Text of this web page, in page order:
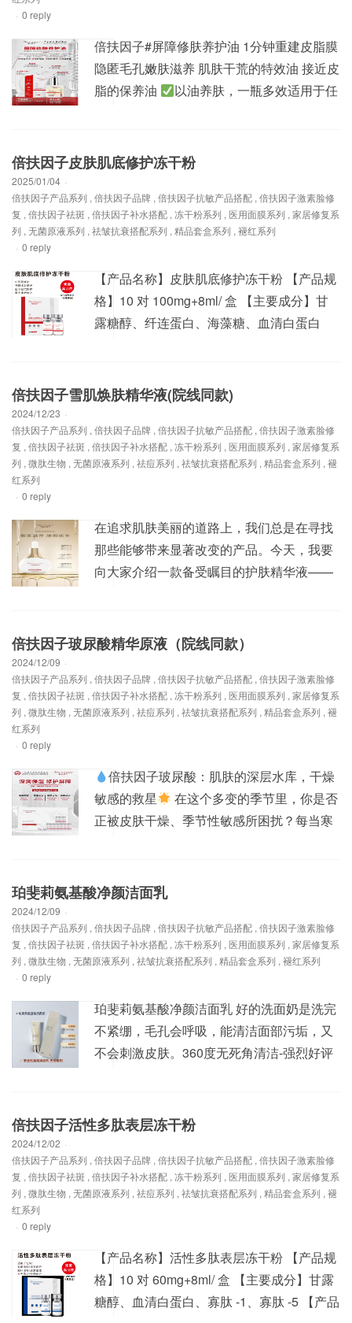
· 0 reply
倍扶因子#屏障修肤养护油 1分钟重建皮脂膜
隐匿毛孔嫩肤滋养 肌肤干荒的特效油 接近皮
脂的保养油
以油养肤，一瓶多效适用于任
情请加V:1325093691
倍扶因子皮肤肌底修护冻干粉
2025/01/04 ·
倍扶因子产品系列 , 倍扶因子品牌 , 倍扶因子抗敏产品搭配 , 倍扶因子激素脸修
复 , 倍扶因子祛斑 , 倍扶因子补水搭配 , 冻干粉系列 , 医用面膜系列 , 家居修复系
列 , 无菌原液系列 , 祛皱抗衰搭配系列 , 精品套盒系列 , 褪红系列
· 0 reply
【产品名称】皮肤肌底修护冻干粉 【产品规
格】10 对 100mg+8ml/ 盒 【主要成分】甘
露糖醇、纤连蛋白、海藻糖、血清白蛋白
切口、供皮创面、祛斑、磨削术等创面修
修护、抑制各种创面疤痕的形成； 高端医学
美容品牌-倍...
倍扶因子雪肌焕肤精华液(院线同款)
2024/12/23 ·
倍扶因子产品系列 , 倍扶因子品牌 , 倍扶因子抗敏产品搭配 , 倍扶因子激素脸修
复 , 倍扶因子祛斑 , 倍扶因子补水搭配 , 冻干粉系列 , 医用面膜系列 , 家居修复系
列 , 微肽生物 , 无菌原液系列 , 祛痘系列 , 祛皱抗衰搭配系列 , 精品套盒系列 , 褪
红系列
· 0 reply
在追求肌肤美丽的道路上，我们总是在寻找
那些能够带来显著改变的产品。今天，我要
向大家介绍一款备受瞩目的护肤精华液——
能发挥出惊人的效果。它能够有效地减少皮
亮。黑色素是导致皮肤暗沉、色斑的主要原
因之一，...
倍扶因子玻尿酸精华原液（院线同款）
2024/12/09 ·
倍扶因子产品系列 , 倍扶因子品牌 , 倍扶因子抗敏产品搭配 , 倍扶因子激素脸修
复 , 倍扶因子祛斑 , 倍扶因子补水搭配 , 冻干粉系列 , 医用面膜系列 , 家居修复系
列 , 微肽生物 , 无菌原液系列 , 祛痘系列 , 祛皱抗衰搭配系列 , 精品套盒系列 , 褪
红系列
· 0 reply
倍扶因子玻尿酸：肌肤的深层水库，干燥
敏感的救星
在这个多变的季节里，你是否
正被皮肤干燥、季节性敏感所困扰？每当寒
让我为你揭秘一款备受好评的补水神器——
星，更是敏感、痘痘肌肤以及孕妇们的安心
之选。
超强补水...
珀斐莉氨基酸净颜洁面乳
2024/12/09 ·
倍扶因子产品系列 , 倍扶因子品牌 , 倍扶因子抗敏产品搭配 , 倍扶因子激素脸修
复 , 倍扶因子祛斑 , 倍扶因子补水搭配 , 冻干粉系列 , 医用面膜系列 , 家居修复系
列 , 微肽生物 , 无菌原液系列 , 祛皱抗衰搭配系列 , 精品套盒系列 , 褪红系列
· 0 reply
珀斐莉氨基酸净颜洁面乳 好的洗面奶是洗完
不紧绷，毛孔会呼吸，能清洁面部污垢，又
不会刺激皮肤。360度无死角清洁-强烈好评
干燥肌肤保驾护航 #氨基酸洗面奶。 高端医
系列产品出厂价零售批发，详情请加V:1325
093691 &...
倍扶因子活性多肽表层冻干粉
2024/12/02 ·
倍扶因子产品系列 , 倍扶因子品牌 , 倍扶因子抗敏产品搭配 , 倍扶因子激素脸修
复 , 倍扶因子祛斑 , 倍扶因子补水搭配 , 冻干粉系列 , 医用面膜系列 , 家居修复系
列 , 微肽生物 , 无菌原液系列 , 祛痘系列 , 祛皱抗衰搭配系列 , 精品套盒系列 , 褪
红系列
· 0 reply
【产品名称】活性多肽表层冻干粉 【产品规
格】10 对 60mg+8ml/ 盒 【主要成分】甘露
糖醇、血清白蛋白、寡肽 -1、寡肽 -5 【产品